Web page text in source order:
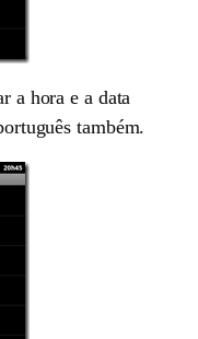
a hora e a data
também.